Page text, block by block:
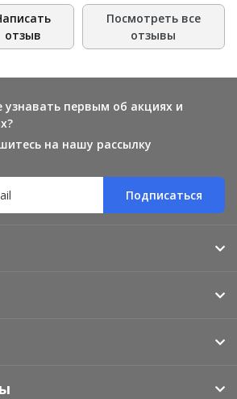
отзыв
Посмотреть все
отзывы
узнавать первым об акциях и
на нашу рассылку
Подписаться